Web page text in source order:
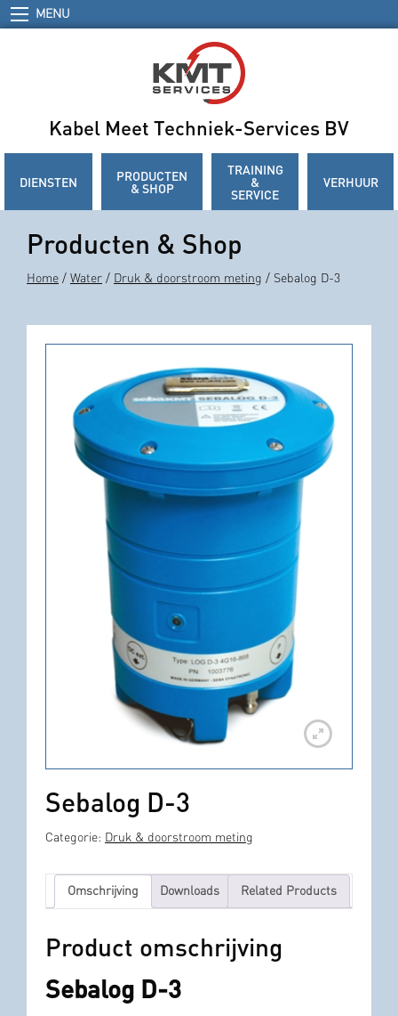
MENU
Kabel Meet Techniek-Services BV
DIENSTEN PRODUCTEN
& SHOP
TRAINING
&
SERVICE
VERHUUR
Producten & Shop
Home / Water / Druk & doorstroom meting / Sebalog D-3
Sebalog D-3
Categorie: Druk & doorstroom meting
Omschrijving Downloads Related Products
Product omschrijving
Sebalog D-3